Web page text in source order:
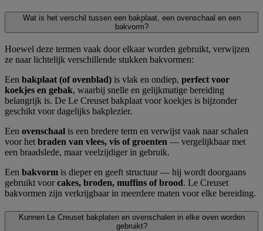
Wat is het verschil tussen een bakplaat, een ovenschaal en een
bakvorm?
Hoewel deze termen vaak door elkaar worden gebruikt, verwijzen
ze naar lichtelijk verschillende stukken bakvormen:
Een bakplaat (of ovenblad) is vlak en ondiep, perfect voor
koekjes en gebak, waarbij snelle en gelijkmatige bereiding
belangrijk is. De Le Creuset bakplaat voor koekjes is bijzonder
geschikt voor dagelijks bakplezier.
Een ovenschaal is een bredere term en verwijst vaak naar schalen
voor het braden van vlees, vis of groenten — vergelijkbaar met
een braadslede, maar veelzijdiger in gebruik.
Een bakvorm is dieper en geeft structuur — hij wordt doorgaans
gebruikt voorcakes, broden, muffins of brood. Le Creuset
bakvormen zijn verkrijgbaar in meerdere maten voor elke bereiding.
Kunnen Le Creuset bakplaten en ovenschalen in elke oven worden
gebruikt?